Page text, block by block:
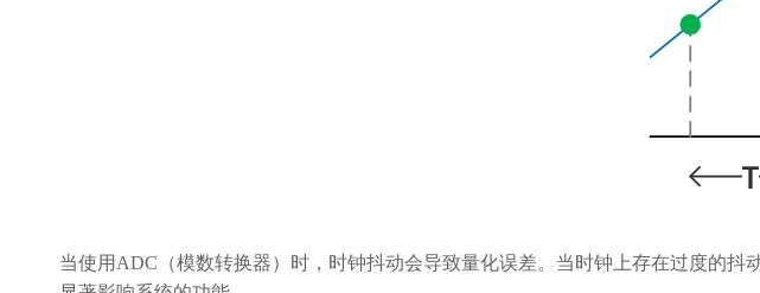
当使用ADC（模数转换器）时，时钟抖动会导致量化误差。当时钟上存在过度的